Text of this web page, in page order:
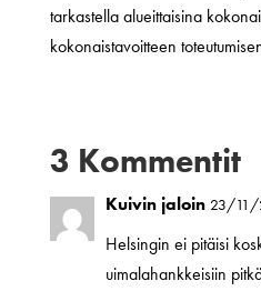
tarkastella alueittaisina
kokonaistavoitteen
3 Kommentit
Kuivin jaloin 23/11/
Helsingin ei pitäisi
uimalahankkeisiin